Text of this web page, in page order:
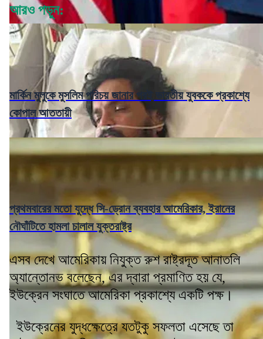
আরও পড়ুন:
মার্কিন মুলুকে মুসলিম পরিচয় জানার পরই ভারতীয় যুবককে প্রকাশ্যে
কোপাল আততায়ী
প্রথমবারের মতো যুদ্ধে সি-ড্রোন ব্যবহার আমেরিকার, ইরানের
নৌঘাঁটিতে হামলা চালাল যুক্তরাষ্ট্র
এসব দেখে আমেরিকায় নিযুক্ত রুশ রাষ্ট্রদূত আনাতলি
অ্যান্তোনভ বলেছেন, এর দ্বারা প্রমাণিত হয় যে,
ইউক্রেন সংঘাতে আমেরিকা প্রকাশ্যে একটি পক্ষ।
ইউক্রেনের যুদ্ধক্ষেত্রে যতটুকু সফলতা এসেছে তা